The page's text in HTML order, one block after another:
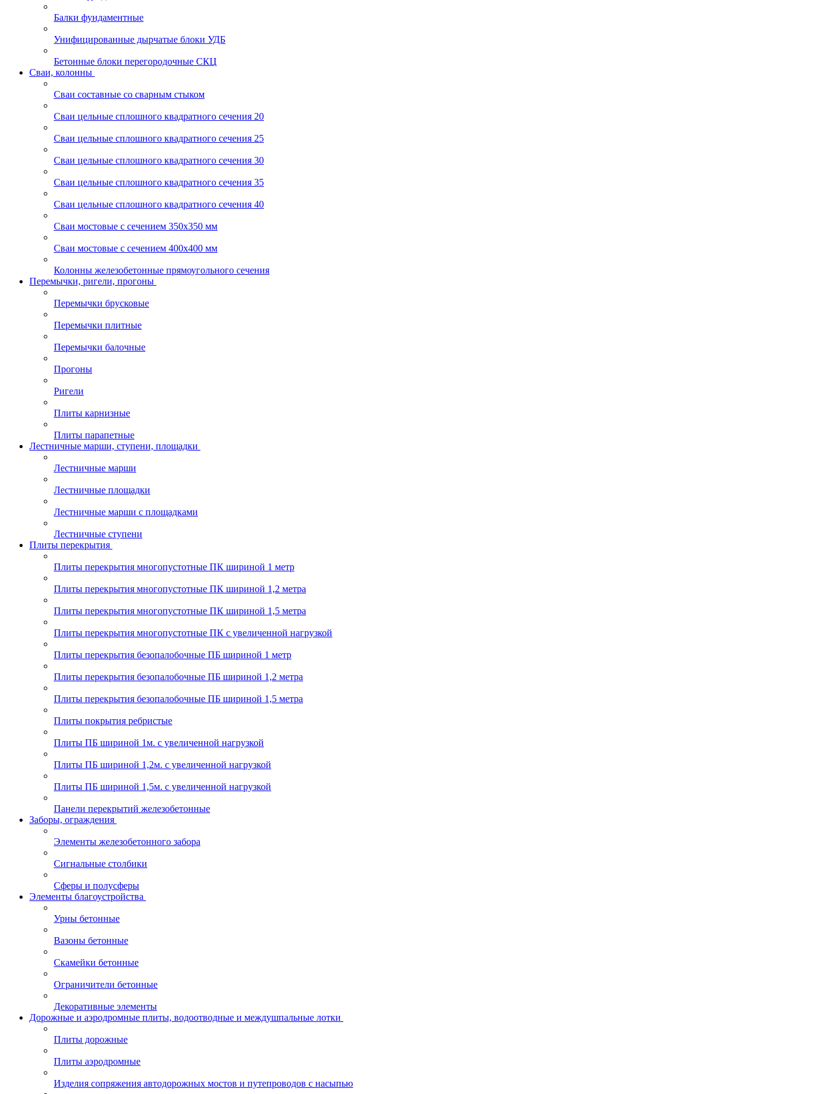
Балки фундаментные
Унифицированные дырчатые блоки УДБ
Бетонные блоки перегородочные СКЦ
Сваи, колонны
Сваи составные со сварным стыком
Сваи цельные сплошного квадратного сечения 20
Сваи цельные сплошного квадратного сечения 25
Сваи цельные сплошного квадратного сечения 30
Сваи цельные сплошного квадратного сечения 35
Сваи цельные сплошного квадратного сечения 40
Сваи мостовые с сечением 350х350 мм
Сваи мостовые с сечением 400х400 мм
Колонны железобетонные прямоугольного сечения
Перемычки, ригели, прогоны
Перемычки брусковые
Перемычки плитные
Перемычки балочные
Прогоны
Ригели
Плиты карнизные
Плиты парапетные
Лестничные марши, ступени, площадки
Лестничные марши
Лестничные площадки
Лестничные марши с площадками
Лестничные ступени
Плиты перекрытия
Плиты перекрытия многопустотные ПК шириной 1 метр
Плиты перекрытия многопустотные ПК шириной 1,2 метра
Плиты перекрытия многопустотные ПК шириной 1,5 метра
Плиты перекрытия многопустотные ПК с увеличенной нагрузкой
Плиты перекрытия безопалобочные ПБ шириной 1 метр
Плиты перекрытия безопалобочные ПБ шириной 1,2 метра
Плиты перекрытия безопалобочные ПБ шириной 1,5 метра
Плиты покрытия ребристые
Плиты ПБ шириной 1м. с увеличенной нагрузкой
Плиты ПБ шириной 1,2м. с увеличенной нагрузкой
Плиты ПБ шириной 1,5м. с увеличенной нагрузкой
Панели перекрытий железобетонные
Заборы, ограждения
Элементы железобетонного забора
Сигнальные столбики
Сферы и полусферы
Элементы благоустройства
Урны бетонные
Вазоны бетонные
Скамейки бетонные
Ограничители бетонные
Декоративные элементы
Дорожные и аэродромные плиты, водоотводные и междушпальные лотки
Плиты дорожные
Плиты аэродромные
Изделия сопряжения автодорожных мостов и путепроводов с насыпью